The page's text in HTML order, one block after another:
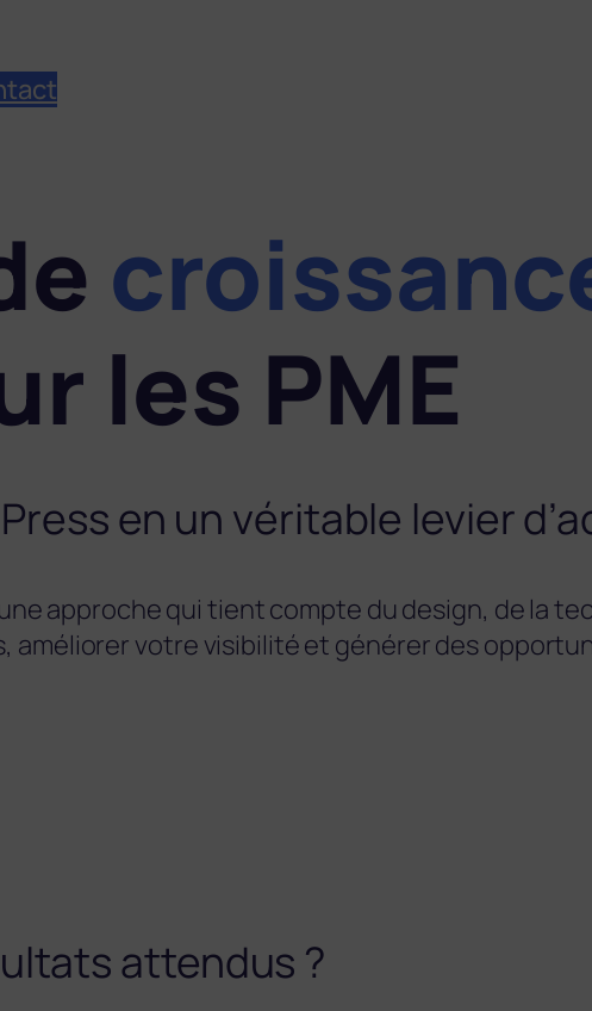
les PME
en un véritable levier
approche qui tient compte du design, de la
améliorer votre visibilité et générer des
attendus ?